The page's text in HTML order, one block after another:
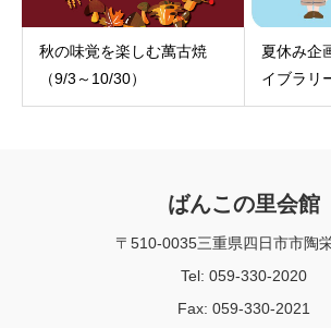
秋の味覚を楽しむ萬古焼
（9/3～10/30）
夏休み企
イブラリ
ばんこの里会館
〒510-0035三重県四日市市陶
Tel: 059-330-2020
Fax: 059-330-2021